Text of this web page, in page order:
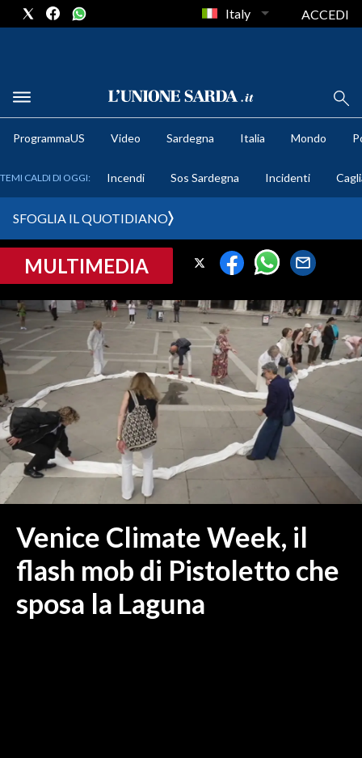
METEO
CRONACA SARDEGNA
PROVINCIA DI CAGLIARI
SULCIS IGLESIENTE
MEDIO CAMPIDANO
ORISTANO E PROVINCIA
SASSARI E PROVINCIA
GALLURA
NUORO E PROVINCIA
OGLIASTRA
ITALIA
MONDO
Italy ACCEDI
ProgrammaUS Video Sardegna Italia Mondo
TEMI CALDI DI OGGI: Incendi Sos Sardegna Incidenti
SFOGLIA IL QUOTIDIANO
MULTIMEDIA
Venice Climate Week, il
flash mob di Pistoletto che
sposa la Laguna